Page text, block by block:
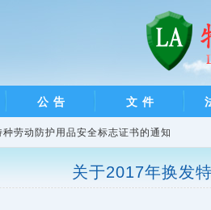
公 告 文 件
劳动防护用品安全标志证书的通知
关于2017年换发